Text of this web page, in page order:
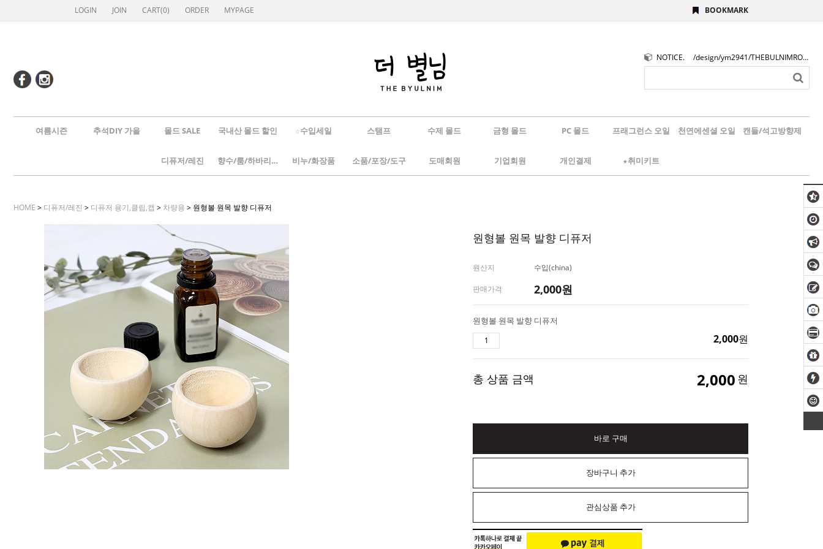
LOGIN JOIN CART(0) ORDER MYPAGE BOOKMARK
NOTICE. /design/ym2941/THEBULNIMROGO.png
여름시즌 추석DIY 가을 몰드 SALE 국내산 몰드 할인 ☆수입세일 스탬프 수제 몰드 금형 몰드 PC 몰드 프래그런스 오일 천연에센셜 오일 캔들/석고방향제
디퓨저/레진 향수/룸/하바리움 비누/화장품 소품/포장/도구 도매회원 기업회원 개인결제 ★취미키트
HOME > 디퓨저/레진 > 디퓨저 용기,클립,캡 > 차량용 > 원형볼 원목 발향 디퓨저
원형볼 원목 발향 디퓨저
원산지 수입(china)
판매가격 2,000원
원형볼 원목 발향 디퓨저
2,000원
총 상품 금액 2,000 원
바로 구매
장바구니 추가
관심상품 추가